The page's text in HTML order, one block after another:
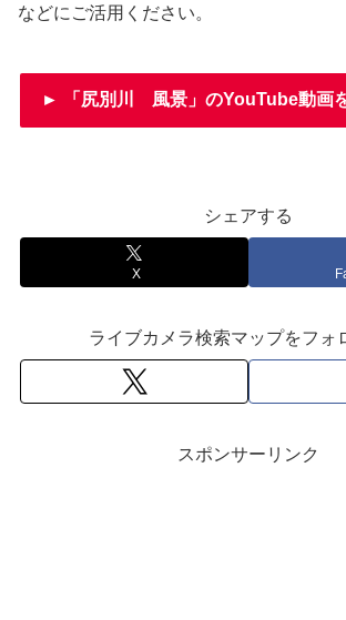
などにご活用ください。
► 「尻別川 風景」のYouTube動画
シェアする
X
ライブカメラ検索マップをフォ
スポンサーリンク